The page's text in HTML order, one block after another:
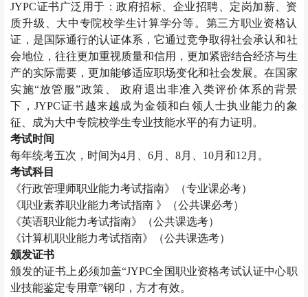
JYPC证书广泛用于：政府招标、企业招聘、定岗加薪、资
质升级、大中专院校学生计算学分等。第三方职业资格认
证，是国际通行的认证体系，它通过竞争取得社会承认和社
会地位，往往更加重视质量和信用，更加紧密结合经济与生
产的实际需要，更加能够适应职场变化和社会发展。在国家
实施“放管服”政策、 政府退出非准入类评价体系的背景
下，JYPC证书越来越成为金领和白领人士执业能力的象
征、成为大中专院校学生专业技能水平的有力证明。
考试时间
每年统考五次，时间为4月、6月、8月、10月和12月。
考试科目
《行政管理师职业能力考试指南》（专业课必考）
《职业素养职业能力考试指南 》（公共课必考）
《英语职业能力考试指南》（公共课选考）
《计算机职业能力考试指南》（公共课选考）
颁发证书
颁发的证书上必须加盖“JYPC全国职业资格考试认证中心职
业技能鉴定专用章”钢印，方才有效。